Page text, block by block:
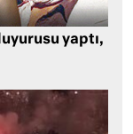
yaptı,